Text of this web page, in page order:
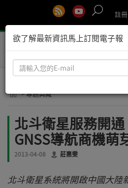
註冊
> 專題典藏
北斗衛星服務開
GNSS導航商機萌
2013-04-08 莊惠雯
北斗衛星系統將開啟中國大陸
欲了解最新資訊馬上訂閱電子報
請
輸
您
E-
mail